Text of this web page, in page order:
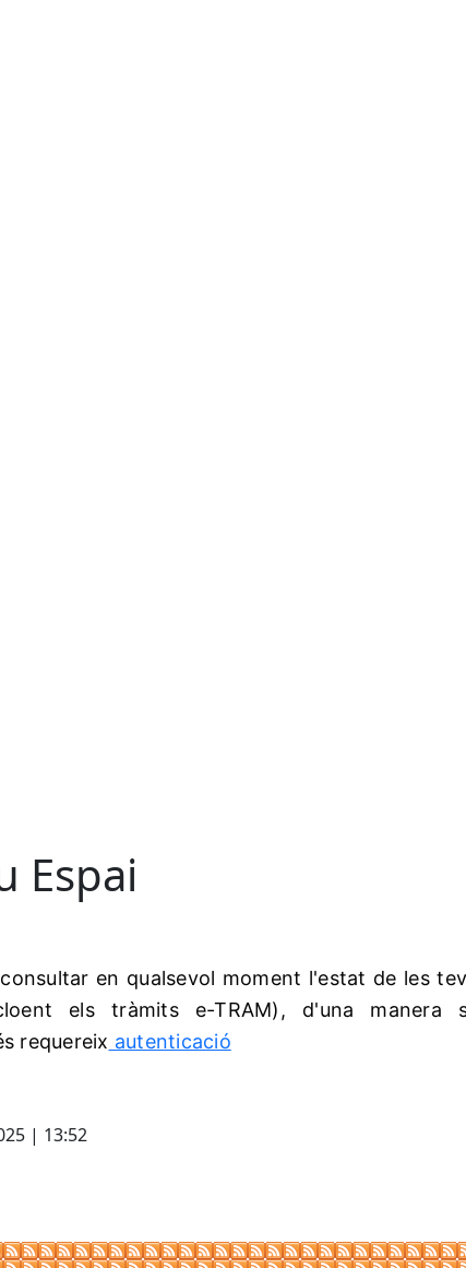
Espai
en qualsevol moment l'estat de les
els tràmits e-TRAM), d'una manera
requereix autenticació
| 13:52